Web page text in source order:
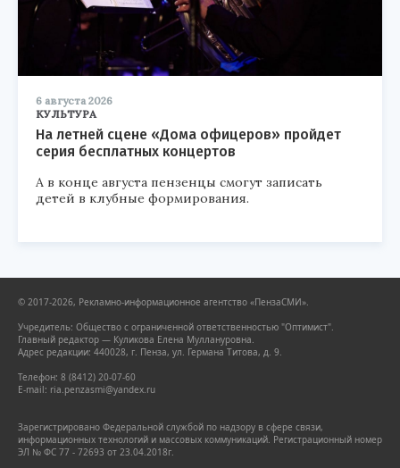
6 августа 2026
КУЛЬТУРА
На летней сцене «Дома офицеров» пройдет
серия бесплатных концертов
А в конце августа пензенцы смогут записать
детей в клубные формирования.
© 2017-2026, Рекламно-информационное агентство «ПензаСМИ».
Учредитель: Общество с ограниченной ответственностью "Оптимист".
Главный редактор — Куликова Елена Муллануровна.
Адрес редакции: 440028, г. Пенза, ул. Германа Титова, д. 9.
Телефон: 8 (8412) 20-07-60
E-mail: ria.penzasmi@yandex.ru
Зарегистрировано Федеральной службой по надзору в сфере связи,
информационных технологий и массовых коммуникаций. Регистрационный номер
ЭЛ № ФС 77 - 72693 от 23.04.2018г.